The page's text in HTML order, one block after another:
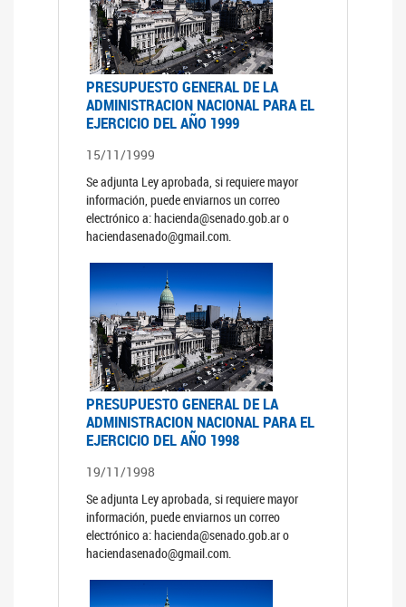
PRESUPUESTO GENERAL DE LA
ADMINISTRACION NACIONAL PARA EL
EJERCICIO DEL AÑO 1999
15/11/1999
Se adjunta Ley aprobada, si requiere mayor
información, puede enviarnos un correo
electrónico a: hacienda@senado.gob.ar o
haciendasenado@gmail.com.
PRESUPUESTO GENERAL DE LA
ADMINISTRACION NACIONAL PARA EL
EJERCICIO DEL AÑO 1998
19/11/1998
Se adjunta Ley aprobada, si requiere mayor
información, puede enviarnos un correo
electrónico a: hacienda@senado.gob.ar o
haciendasenado@gmail.com.